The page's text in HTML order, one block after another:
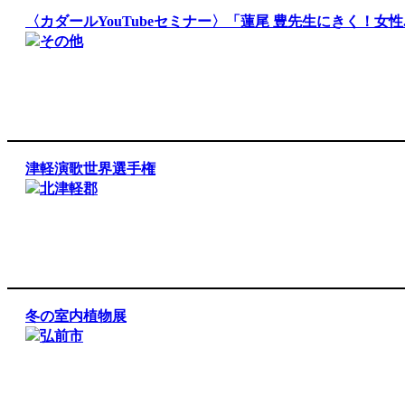
〈カダールYouTubeセミナー〉「蓮尾 豊先生にきく！女性
その他
津軽演歌世界選手権
北津軽郡
冬の室内植物展
弘前市